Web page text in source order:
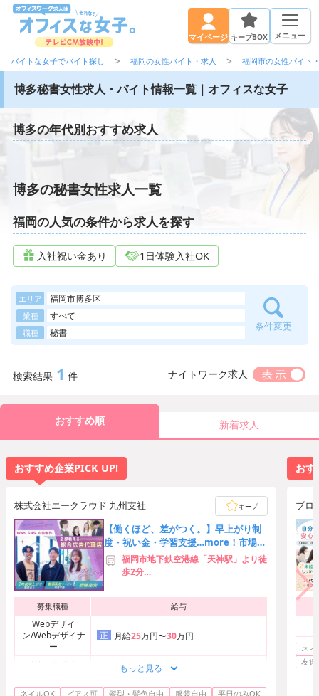
マイページ キープBOX メニュー
バイトな女子でバイト探し 福岡の女性バイト・求人 福岡市の女性バイト
博多秘書女性求人・バイト情報一覧｜オフィスな女子
博多の年代別おすすめ求人
博多の秘書女性求人一覧
福岡の人気の条件から求人を探す
入社祝い金あり 1日体験入社OK
エリア 福岡市博多区
業種 すべて
職種 秘書 条件変更
検索結果 1 件 ナイトワーク求人
おすすめ順 新着求人
おすすめ企業PICK UP!
株式会社エークラウド 九州支社 キープ
【働くほど、差がつく。】早上がり制
度・祝い金・学習支援…more！市場価
値の高い人材へ急成長！
福岡市地下鉄空港線「天神駅」より徒
歩2分
為、完全出社となります。
募集職種 給与
Webデザイ
ン/Webデザイナ
ー
正 月給25万円〜30万円
Webデザイ
ー
月給 35万円〜
もっと見る
ネイルOK ピアス可 髪型・髪色自由 服装自由 平日のみOK
おす
ブロ
ネ
友達